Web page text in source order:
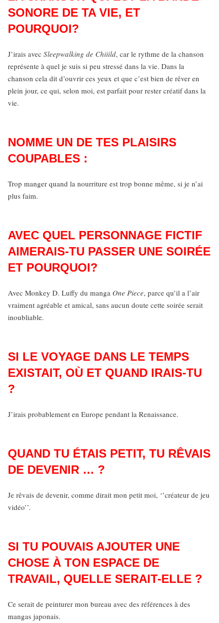
SONORE DE TA VIE, ET
POURQUOI?
J’irais avec Sleepwalking de Chiiild, car le rythme de la chanson
représente à quel je suis si peu stressé dans la vie. Dans la
chanson cela dit d’ouvrir ces yeux et que c’est bien de rêver en
plein jour, ce qui, selon moi, est parfait pour rester créatif dans la
vie.
NOMME UN DE TES PLAISIRS
COUPABLES :
Trop manger quand la nourriture est trop bonne même, si je n’ai
plus faim.
AVEC QUEL PERSONNAGE FICTIF
AIMERAIS-TU PASSER UNE SOIRÉE
ET POURQUOI?
Avec Monkey D. Luffy du manga One Piece, parce qu’il a l’air
vraiment agréable et amical, sans aucun doute cette soirée serait
inoubliable.
SI LE VOYAGE DANS LE TEMPS
EXISTAIT, OÙ ET QUAND IRAIS-TU
?
J’irais probablement en Europe pendant la Renaissance.
QUAND TU ÉTAIS PETIT, TU RÊVAIS
DE DEVENIR … ?
Je rêvais de devenir, comme dirait mon petit moi, ‘’créateur de jeu
vidéo’’.
SI TU POUVAIS AJOUTER UNE
CHOSE À TON ESPACE DE
TRAVAIL, QUELLE SERAIT-ELLE ?
Ce serait de peinturer mon bureau avec des références à des
mangas japonais.